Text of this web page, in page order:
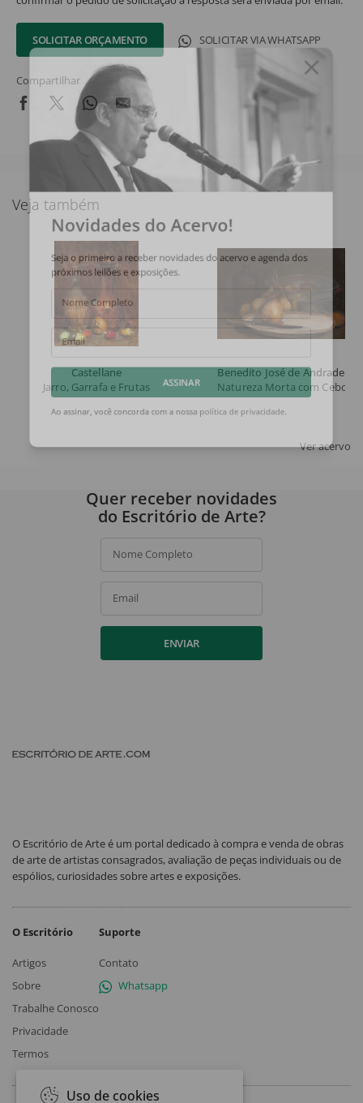
SOLICITAR ORÇAMENTO SOLICITAR VIA WHATSAPP
Compartilhar
Veja também
Castellane
Jarro, Garrafa e Frutas
Benedito José de Andrade
Natureza Morta com Cebolas
Ver acervo
Novidades do Acervo!
Seja o primeiro a receber novidades do acervo e agenda dos
próximos leilões e exposições.
Nome Completo
ASSINAR
Quer receber novidades
do Escritório de Arte?
Nome Completo
Email
ENVIAR
O Escritório de Arte é um portal dedicado à compra e venda de obras
de arte de artistas consagrados, avaliação de peças individuais ou de
espólios, curiosidades sobre artes e exposições.
O Escritório
Artigos
Sobre
Trabalhe Conosco
Privacidade
Termos
Suporte
Contato
Whatsapp
Uso de cookies